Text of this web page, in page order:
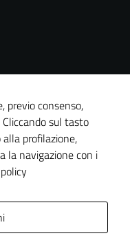
previo consenso,
sul tasto
profilazione,
la navigazione con i